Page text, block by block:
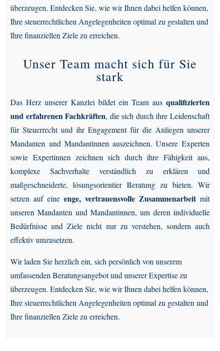
überzeugen. Entdecken Sie, wie wir Ihnen dabei helfen können,
Ihre steuerrechtlichen Angelegenheiten optimal zu gestalten und
Ihre finanziellen Ziele zu erreichen.
Unser Team macht sich für Sie
stark
Das Herz unserer Kanzlei bildet ein Team aus qualifizierten
und erfahrenen Fachkräften, die sich durch ihre Leidenschaft
für Steuerrecht und ihr Engagement für die Anliegen unserer
Mandanten und Mandantinnen auszeichnen. Unsere Experten
sowie Expertinnen zeichnen sich durch ihre Fähigkeit aus,
komplexe Sachverhalte verständlich zu erklären und
maßgeschneiderte, lösungsorientier Beratung zu bieten. Wir
setzen auf eine enge, vertrauensvolle Zusammenarbeitmit
unseren Mandanten und Mandantinnen, um deren individuelle
Bedürfnisse und Ziele nicht nur zu verstehen, sondern auch
effektiv umzusetzen.
Wir laden Sie herzlich ein, sich persönlich von unserem
umfassenden Beratungsangebot und unserer Expertise zu
überzeugen. Entdecken Sie, wie wir Ihnen dabei helfen können,
Ihre steuerrechtlichen Angelegenheiten optimal zu gestalten und
Ihre finanziellen Ziele zu erreichen.